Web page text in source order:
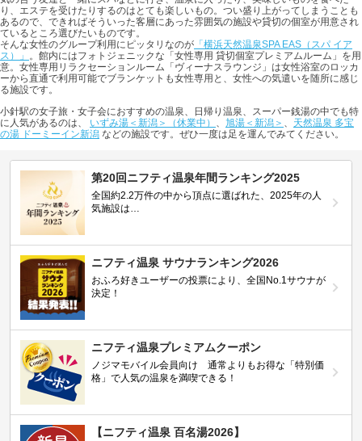
り、エステを受けたりするのはとても楽しいもの。つい盛り上がってしまうことも
あるので、できればそういった客層にあった雰囲気の施設や貸切の個室が用意され
ているところ選びたいものです。
そんな女性のグループ利用にピッタリなのが 「横浜天然温泉SPA EAS（スパ イア
ス）」 。館内にはフォトジェニックな「女性専用 貸切個室プレミアムルーム」を用
意。女性専用リラクセーションルーム「ヴィーナスラウンジ」は女性浴室のロッカ
ーから直通で利用可能でブランケットも女性専用と、女性への気遣いを随所に感じ
る施設です。
小針駅の女子旅・女子会におすすめの温泉、日帰り温泉、スーパー銭湯の中でも特
に人気があるのは、 いずみ湯＜新潟＞（休業中） 、 旭湯＜新潟＞ 、 天然温泉 多宝
の湯 ドーミーイン新潟 などの施設です。ぜひ一度は足を運んでみてください。
第20回ニフティ温泉年間ランキング2025
全国約2.2万件の中から頂点に選ばれた、2025年の人
気施設は…
ニフティ温泉 サウナランキング2026
おふろ好きユーザーの投票により、全国No.1サウナが
決定！
ニフティ温泉プレミアムクーポン
ノジマモバイル会員向け 通常よりもお得な「特別価
格」で人気の温泉を満喫できる！
【ニフティ温泉 百名湯2026】